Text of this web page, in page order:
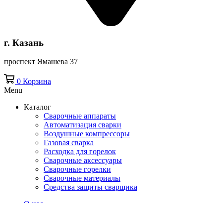
г. Казань
проспект Ямашева 37
0 Корзина
Menu
Каталог
Сварочные аппараты
Автоматизация сварки
Воздушные компрессоры
Газовая сварка
Расходка для горелок
Сварочные аксессуары
Сварочные горелки
Сварочные материалы
Средства защиты сварщика